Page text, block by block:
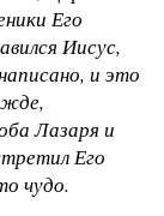
Его
Иисус,
и это
Лазаря и
Его
чудо.